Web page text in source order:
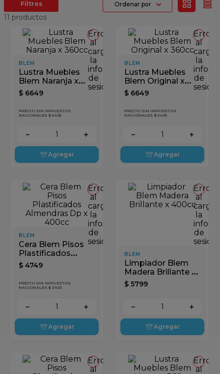
Ordenar por
11 productos
Error
al
cargar
la
información
de
sesión
BLEM
Lustra Muebles
Blem Naranja x
360cc
$ 6649
PRECIO SIN IMPUESTOS
NACIONALES $ 5495
＋
－
Agregar
Error
al
cargar
la
de
sesión
BLEM
Lustra Muebles
Blem Original x
360cc
$ 6649
PRECIO SIN IMPUESTOS
NACIONALES $ 5495
＋
－
Agregar
Error
al
cargar
la
información
de
sesión
BLEM
Cera Blem Pisos
Plastificados
Almendras Dp x
400cc
$ 4749
PRECIO SIN IMPUESTOS
NACIONALES $ 3925
＋
－
Agregar
Error
al
cargar
la
de
sesión
BLEM
Limpiador Blem
Madera Brillante x
400cc
$ 5799
＋
－
Agregar
Error
al
Error
al
azucar